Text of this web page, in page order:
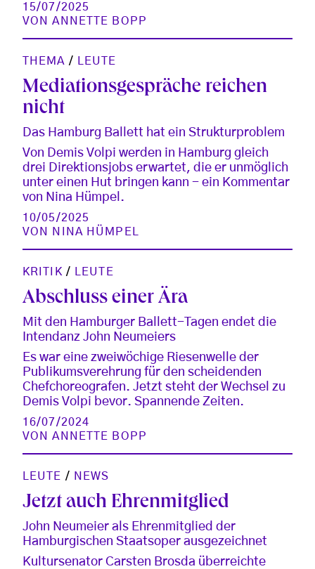
15/07/2025
VONANNETTE BOPP
THEMA / LEUTE
Mediationsgespräche reichen
nicht
Das Hamburg Ballett hat ein Strukturproblem
Von Demis Volpi werden in Hamburg gleich
drei Direktionsjobs erwartet, die er unmöglich
unter einen Hut bringen kann - ein Kommentar
von Nina Hümpel.
10/05/2025
VON
NINA HÜMPEL
KRITIK / LEUTE
Abschluss einer Ära
Mit den Hamburger Ballett-Tagen endet die
Intendanz John Neumeiers
Es war eine zweiwöchige Riesenwelle der
Publikumsverehrung für den scheidenden
Chefchoreografen. Jetzt steht der Wechsel zu
Demis Volpi bevor. Spannende Zeiten.
16/07/2024
VONANNETTE BOPP
LEUTE / NEWS
Jetzt auch Ehrenmitglied
John Neumeier als Ehrenmitglied der
Hamburgischen Staatsoper ausgezeichnet
Kultursenator Carsten Brosda überreichte